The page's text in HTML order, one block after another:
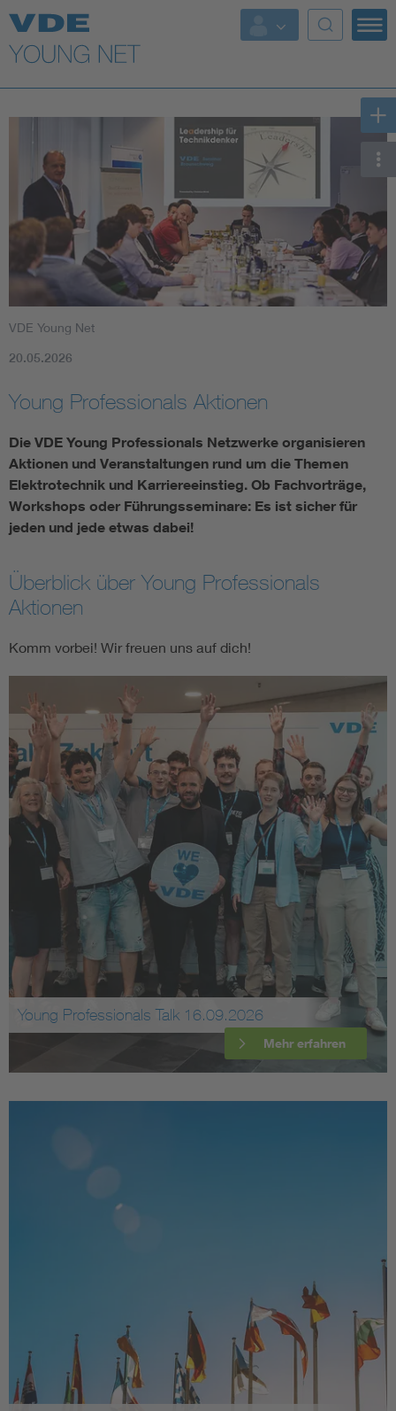
Top Themen
Fokusthemen
AI & Digital Trust
Health
Mobility
Electromobility
Energy efficiency
Energy storage
VDE Young Net
20.05.2026
Young Professionals Aktionen
Die VDE Young Professionals Netzwerke organisieren
Aktionen und Veranstaltungen rund um die Themen
Elektrotechnik und Karriereeinstieg. Ob Fachvorträge,
Workshops oder Führungsseminare: Es ist sicher für
jeden und jede etwas dabei!
Überblick über Young Professionals
Aktionen
Komm vorbei! Wir freuen uns auf dich!
Young Professionals Talk 16.09.2026
Mehr erfahren